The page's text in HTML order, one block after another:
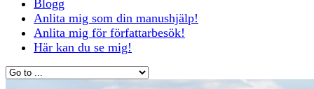
Blogg
Anlita mig som din manushjälp!
Anlita mig för författarbesök!
Här kan du se mig!